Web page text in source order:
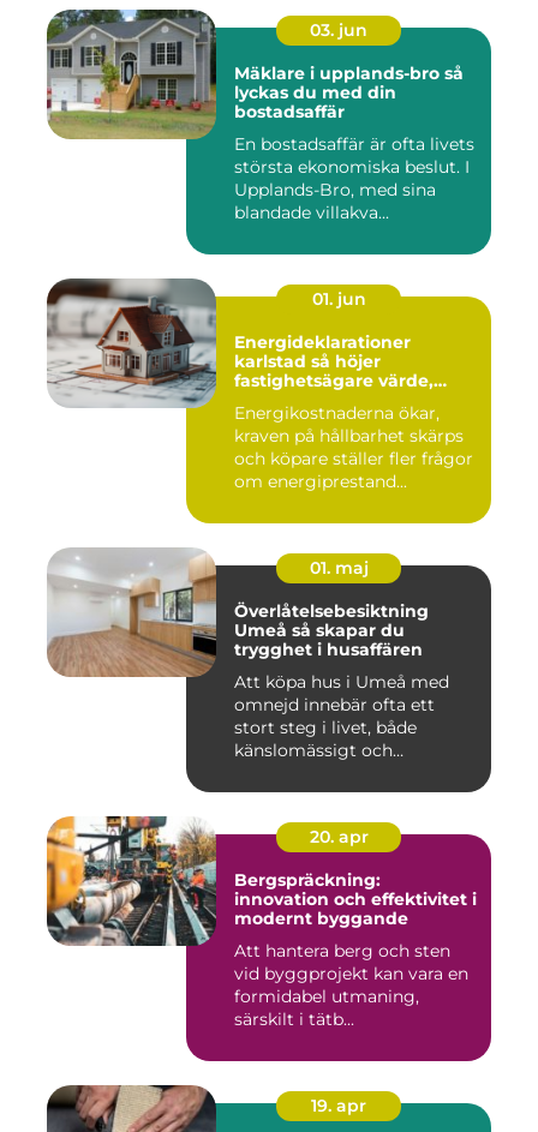
03. jun
Mäklare i upplands-bro så
lyckas du med din
bostadsaffär
En bostadsaffär är ofta livets
största ekonomiska beslut. I
Upplands-Bro, med sina
blandade villakva...
01. jun
Energideklarationer
karlstad så höjer
fastighetsägare värde,
Energikostnaderna ökar,
kraven på hållbarhet skärps
och köpare ställer fler frågor
om energiprestand...
01. maj
Överlåtelsebesiktning
Umeå så skapar du
trygghet i husaffären
Att köpa hus i Umeå med
omnejd innebär ofta ett
stort steg i livet, både
känslomässigt och
20. apr
Bergspräckning:
innovation och effektivitet i
modernt byggande
Att hantera berg och sten
vid byggprojekt kan vara en
formidabel utmaning,
särskilt i tätb...
19. apr